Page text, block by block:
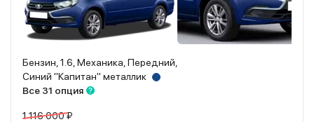
Бензин, 1.6, Механика, Передний,
Синий "Капитан" металлик
Все 31 опция
1 116 000 ₽